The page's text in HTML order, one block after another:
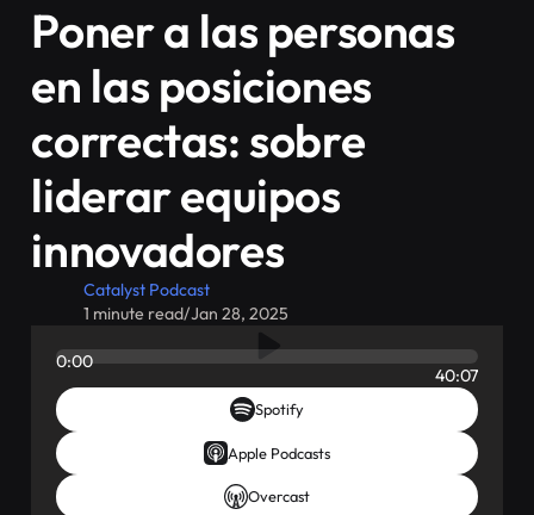
Poner a las personas
en las posiciones
correctas: sobre
liderar equipos
innovadores
Catalyst Podcast
1 minute read/Jan 28, 2025
0:00
40:07
Spotify
Apple Podcasts
Overcast